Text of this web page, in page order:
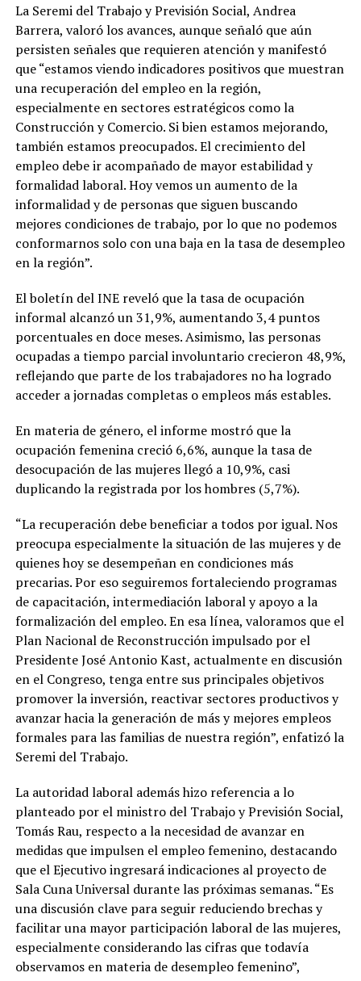
La Seremi del Trabajo y Previsión Social, Andrea
Barrera, valoró los avances, aunque señaló que aún
persisten señales que requieren atención y manifestó
que “estamos viendo indicadores positivos que muestran
una recuperación del empleo en la región,
especialmente en sectores estratégicos como la
Construcción y Comercio. Si bien estamos mejorando,
también estamos preocupados. El crecimiento del
empleo debe ir acompañado de mayor estabilidad y
formalidad laboral. Hoy vemos un aumento de la
informalidad y de personas que siguen buscando
mejores condiciones de trabajo, por lo que no podemos
conformarnos solo con una baja en la tasa de desempleo
en la región”.
El boletín del INE reveló que la tasa de ocupación
informal alcanzó un 31,9%, aumentando 3,4 puntos
porcentuales en doce meses. Asimismo, las personas
ocupadas a tiempo parcial involuntario crecieron 48,9%,
reflejando que parte de los trabajadores no ha logrado
acceder a jornadas completas o empleos más estables.
En materia de género, el informe mostró que la
ocupación femenina creció 6,6%, aunque la tasa de
desocupación de las mujeres llegó a 10,9%, casi
duplicando la registrada por los hombres (5,7%).
“La recuperación debe beneficiar a todos por igual. Nos
preocupa especialmente la situación de las mujeres y de
quienes hoy se desempeñan en condiciones más
precarias. Por eso seguiremos fortaleciendo programas
de capacitación, intermediación laboral y apoyo a la
formalización del empleo. En esa línea, valoramos que el
Plan Nacional de Reconstrucción impulsado por el
Presidente José Antonio Kast, actualmente en discusión
en el Congreso, tenga entre sus principales objetivos
promover la inversión, reactivar sectores productivos y
avanzar hacia la generación de más y mejores empleos
formales para las familias de nuestra región”, enfatizó la
Seremi del Trabajo.
La autoridad laboral además hizo referencia a lo
planteado por el ministro del Trabajo y Previsión Social,
Tomás Rau, respecto a la necesidad de avanzar en
medidas que impulsen el empleo femenino, destacando
que el Ejecutivo ingresará indicaciones al proyecto de
Sala Cuna Universal durante las próximas semanas. “Es
una discusión clave para seguir reduciendo brechas y
facilitar una mayor participación laboral de las mujeres,
especialmente considerando las cifras que todavía
observamos en materia de desempleo femenino”,